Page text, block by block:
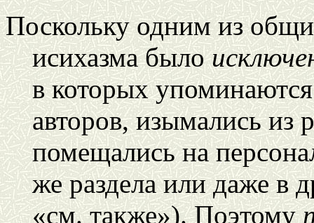
Поскольку одним из
исихазма было
в которых
авторов, изымались из
помещались на
же раздела или даже в
«см. также»). Поэтому